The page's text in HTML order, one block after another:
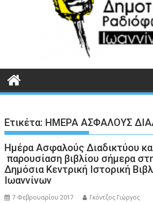
Ετικέτα: ΗΜΕΡΑ ΑΣΦΑΛΟΥΣ
Ημέρα Ασφαλούς Διαδικτύου
παρουσίαση βιβλίου σήμερα
Δημόσια Κεντρική Ιστορική
Ιωαννίνων
7 Φεβρουαρίου 2017 Γκόντζος Γιώργος